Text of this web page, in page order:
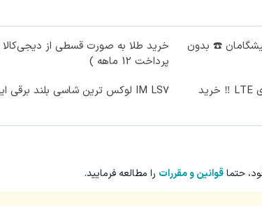
پیشگامان ☎️ بدون
خرید طلا به صورت قسطی از
پرداخت 12 ماهه )
جشنواره فروش مودم های LTE ‼️ خرید
IM LS7 لوکس ترین شاسی بلند برقی ایران
حتماقوانین و مقررات را مطالعه فرمایید.